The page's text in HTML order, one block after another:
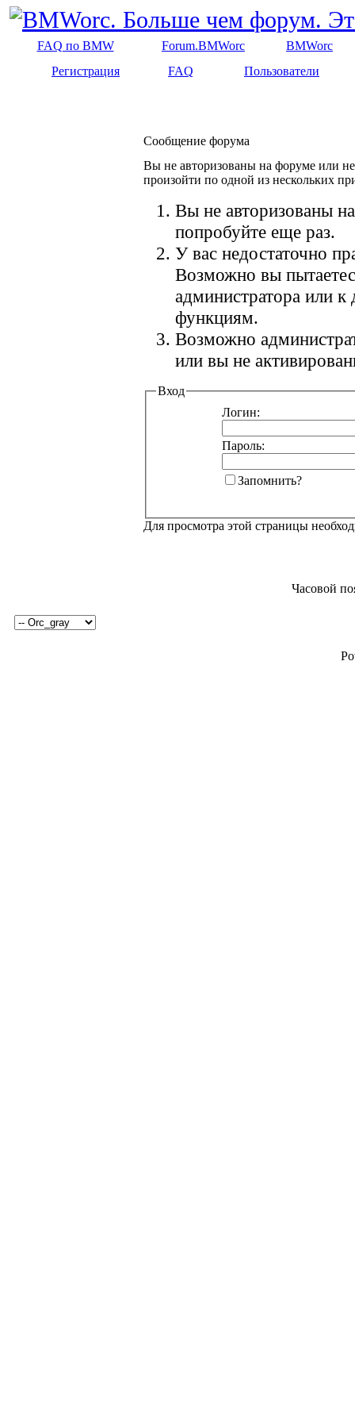
FAQ по BMW Forum.BMWorc
BMWorc
Регистрация
FAQ Пользователи
Сообщение форума
Вы не авторизованы на форуме или
произойти по одной из нескольких
Вы не авторизованы
попробуйте еще раз.
У вас недостаточно
Возможно вы
администратора или
функциям.
Возможно
или вы не
Вход
Логин:
Пароль:
Запомнить?
Для просмотра этой страницы
Часовой